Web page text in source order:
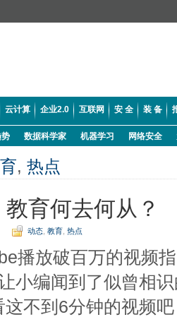
云计算 企业2.0 互联网 安 全 装 备
数据科学家 机器学习 网络安全
, 热点
育何去何从？
动态 教育 热点
播放破百万的视频
小编闻到了似曾相
不到6分钟的视频